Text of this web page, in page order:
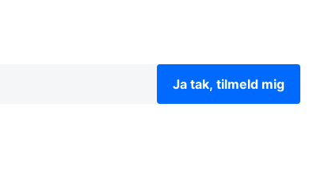
Ja tak, tilmeld mig